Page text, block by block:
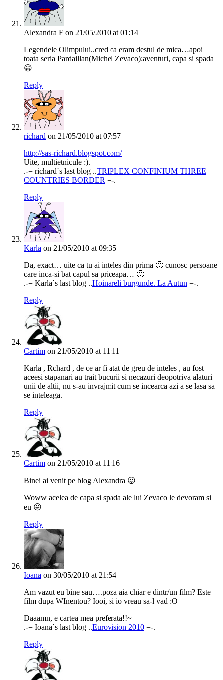
Alexandra F on 21/05/2010 at 01:14
Legendele Olimpului..cred ca eram destul de mica…apoi
toata seria Pardaillan(Michel Zevaco):aventuri, capa si spada
😀
Reply
richard on 21/05/2010 at 07:57
http://sas-richard.blogspot.com/
Uite, multietnicule :).
.-= richard´s last blog ..TRIPLEX CONFINIUM THREE
COUNTRIES BORDER =-.
Reply
Karla on 21/05/2010 at 09:35
Da, exact… uite ca tu ai inteles din prima 🙂 cunosc persoane
care inca-si bat capul sa priceapa… 🙂
.-= Karla´s last blog ..Hoinareli burgunde. La Autun =-.
Reply
Cartim on 21/05/2010 at 11:11
Karla , Rchard , de ce ar fi atat de greu de inteles , au fost
aceesi stapanari au trait bucurii si necazuri deopotriva alaturi
unii de altii, nu s-au invrajmit cum se incearca azi a se lasa sa
se inteleaga.
Reply
Cartim on 21/05/2010 at 11:16
Binei ai venit pe blog Alexandra 😛
Woww acelea de capa si spada ale lui Zevaco le devoram si
eu 😛
Reply
Ioana on 30/05/2010 at 21:54
Am vazut eu bine sau….poza aia chiar e dintr/un film? Este
film dupa WInentou? Iooi, si io vreau sa-l vad :O
Daaamn, e cartea mea preferata!!~
.-= Ioana´s last blog ..Eurovision 2010 =-.
Reply